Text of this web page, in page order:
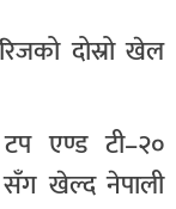
दोस्रो खेल
टप एण्ड टी–२०
सँग खेल्द नेपाली